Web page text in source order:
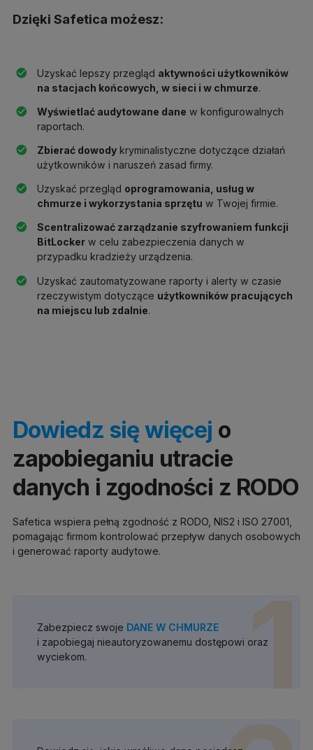
Dzięki Safetica możesz:
Uzyskać lepszy przegląd aktywności użytkowników
na stacjach końcowych, w sieci i w chmurze.
Wyświetlać audytowane dane w konfigurowalnych
raportach.
Zbierać dowodykryminalistyczne dotyczące działań
użytkowników i naruszeń zasad firmy.
Uzyskać przegląd oprogramowania, usług w
chmurze i wykorzystania sprzętu w Twojej firmie.
Scentralizować zarządzanie szyfrowaniem funkcji
BitLockerw celu zabezpieczenia danych w
przypadku kradzieży urządzenia.
Uzyskać zautomatyzowane raporty i alerty w czasie
rzeczywistym dotyczące użytkowników pracujących
na miejscu lub zdalnie.
Dowiedz się więcej o
zapobieganiu utracie
danych i zgodności z RODO
Safetica wspiera pełną zgodność z RODO, NIS2 i ISO 27001,
pomagając firmom kontrolować przepływ danych osobowych
i generować raporty audytowe.
Zabezpiecz swoje DANE W CHMURZE
i zapobiegaj nieautoryzowanemu dostępowi oraz
wyciekom.
1